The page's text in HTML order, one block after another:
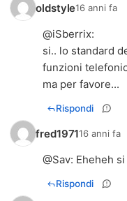
oldstyle16 anni fa
@iSberrix:
si.. lo standard
funzioni
ma per favore...
Rispondi
fred197116 anni fa
@Sav: Eheheh
Rispondi